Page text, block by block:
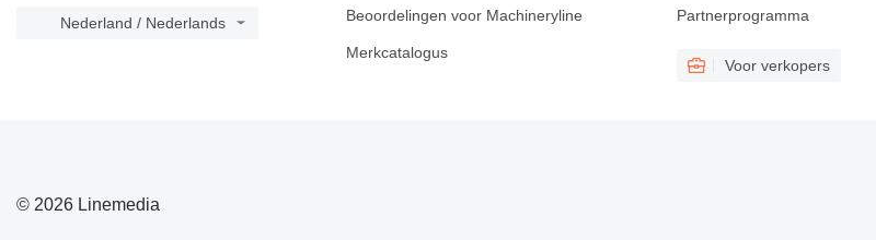
Nederland / Nederlands Beoordelingen voor Machineryline
Merkcatalogus
Partnerprogramma
Voor verkopers
© 2026 Linemedia